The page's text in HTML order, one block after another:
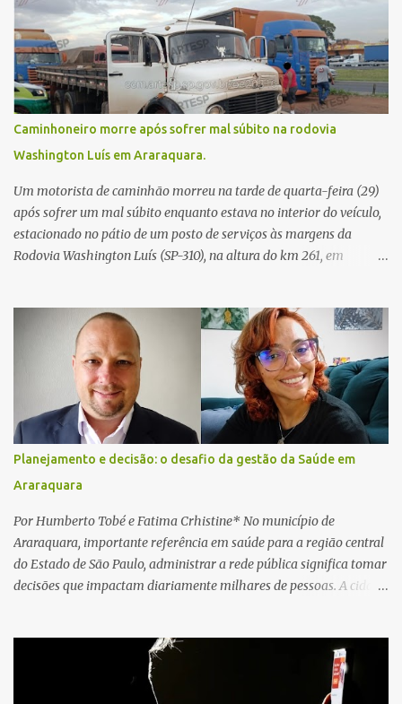
Caminhoneiro morre após sofrer mal súbito na rodovia
Washington Luís em Araraquara.
Um motorista de caminhão morreu na tarde de quarta-feira (29)
após sofrer um mal súbito enquanto estava no interior do veículo,
estacionado no pátio de um posto de serviços às margens da
Rodovia Washington Luís (SP-310), na altura do km 261, em
relatos de que havia um condutor inconsciente dentro de um
caminhão. Equipes de resgate foram rapidamente deslocadas ao
local e encontraram a vítima em parada cardiorrespiratória. Os
socorristas iniciaram imediatamente as manobras de reanimação
cardiopulmonar (RCP), porém, apesar de todos os esforços, o
motorista não respondeu aos procedimentos. Às 17h03, médicos
da Unidade de Suporte Avançado constataram o óbito da vítima.
Fonte: São Carlos Agora
Planejamento e decisão: o desafio da gestão da Saúde em
Araraquara
Por Humberto Tobé e Fatima Crhistine* No município de
Araraquara, importante referência em saúde para a região central
do Estado de São Paulo, administrar a rede pública significa tomar
decisões que impactam diariamente milhares de pessoas. A cidade
município, mas também de diversas cidades do entorno,
ampliando significativamente a responsabilidade da gestão sobre
o Sistema Único de Saúde (SUS). Nos últimos anos, o Governo